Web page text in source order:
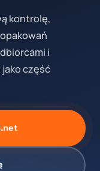
kontrolę,
i
część